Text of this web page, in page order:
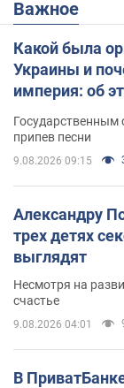
Важное
Какой была
Украины и
империя: об
Государственным
припев песни
9.08.2026 09:15
Александру
трех детях
выглядят
Несмотря на
счастье
9.08.2026 04:01
В